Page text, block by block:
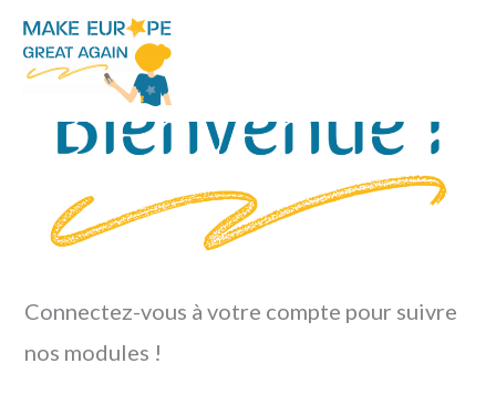
contenu
Connectez-vous à votre compte pour suivre
nos modules !